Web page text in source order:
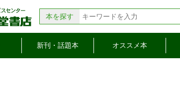
本を探す
新刊・話題本 オススメ本